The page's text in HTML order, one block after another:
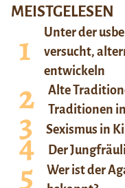
MEISTGELESEN
Unter der
versucht,
entwickeln
Alte
Traditionen
Sexismus in
Der
Wer ist der